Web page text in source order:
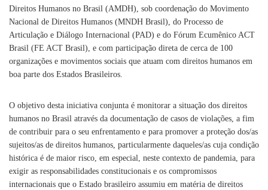
Direitos Humanos no Brasil (AMDH), sob coordenação do Movimento
Nacional de Direitos Humanos (MNDH Brasil), do Processo de
Articulação e Diálogo Internacional (PAD) e do Fórum Ecumênico ACT
Brasil (FE ACT Brasil), e com participação direta de cerca de 100
organizações e movimentos sociais que atuam com direitos humanos em
boa parte dos Estados Brasileiros.
O objetivo desta iniciativa conjunta é monitorar a situação dos direitos
humanos no Brasil através da documentação de casos de violações, a fim
de contribuir para o seu enfrentamento e para promover a proteção dos/as
sujeitos/as de direitos humanos, particularmente daqueles/as cuja condição
histórica é de maior risco, em especial, neste contexto de pandemia, para
exigir as responsabilidades constitucionais e os compromissos
internacionais que o Estado brasileiro assumiu em matéria de direitos